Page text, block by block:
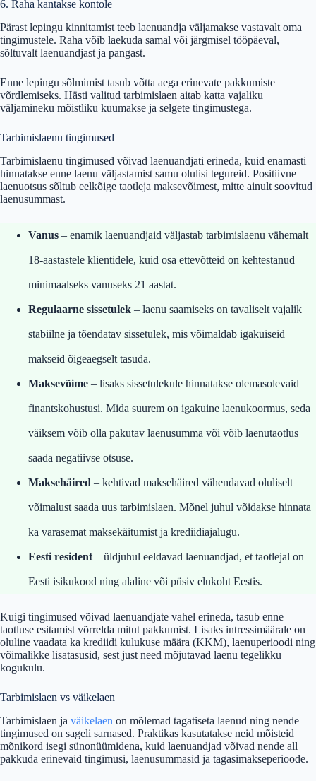
6. Raha kantakse kontole
Pärast lepingu kinnitamist teeb laenuandja väljamakse vastavalt oma
tingimustele. Raha võib laekuda samal või järgmisel tööpäeval,
sõltuvalt laenuandjast ja pangast.
Enne lepingu sõlmimist tasub võtta aega erinevate pakkumiste
võrdlemiseks. Hästi valitud tarbimislaen aitab katta vajaliku
väljamineku mõistliku kuumakse ja selgete tingimustega.
Tarbimislaenu tingimused
Tarbimislaenu tingimused võivad laenuandjati erineda, kuid enamasti
hinnatakse enne laenu väljastamist samu olulisi tegureid. Positiivne
laenuotsus sõltub eelkõige taotleja maksevõimest, mitte ainult soovitud
laenusummast.
Vanus – enamik laenuandjaid väljastab tarbimislaenu vähemalt
18-aastastele klientidele, kuid osa ettevõtteid on kehtestanud
minimaalseks vanuseks 21 aastat.
Regulaarne sissetulek – laenu saamiseks on tavaliselt vajalik
stabiilne ja tõendatav sissetulek, mis võimaldab igakuiseid
makseid õigeaegselt tasuda.
Maksevõime – lisaks sissetulekule hinnatakse olemasolevaid
finantskohustusi. Mida suurem on igakuine laenukoormus, seda
väiksem võib olla pakutav laenusumma või võib laenutaotlus
saada negatiivse otsuse.
Maksehäired – kehtivad maksehäired vähendavad oluliselt
võimalust saada uus tarbimislaen. Mõnel juhul võidakse hinnata
ka varasemat maksekäitumist ja krediidiajalugu.
Eesti resident – üldjuhul eeldavad laenuandjad, et taotlejal on
Eesti isikukood ning alaline või püsiv elukoht Eestis.
Kuigi tingimused võivad laenuandjate vahel erineda, tasub enne
taotluse esitamist võrrelda mitut pakkumist. Lisaks intressimäärale on
oluline vaadata ka krediidi kulukuse määra (KKM), laenuperioodi ning
võimalikke lisatasusid, sest just need mõjutavad laenu tegelikku
kogukulu.
Tarbimislaen vs väikelaen
Tarbimislaen ja väikelaen on mõlemad tagatiseta laenud ning nende
tingimused on sageli sarnased. Praktikas kasutatakse neid mõisteid
mõnikord isegi sünonüümidena, kuid laenuandjad võivad nende all
pakkuda erinevaid tingimusi, laenusummasid ja tagasimakseperioode.